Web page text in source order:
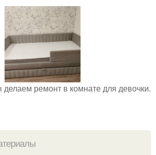
делаем ремонт в комнате для девочки.